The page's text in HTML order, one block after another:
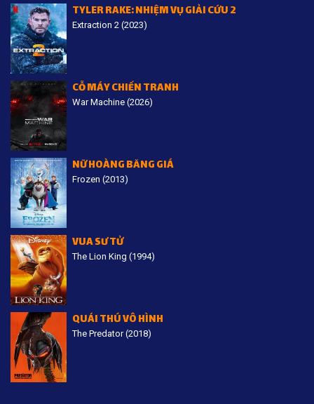
TYLER RAKE: NHIỆM VỤ GIẢI CỨU 2
Extraction 2 (2023)
CỖ MÁY CHIẾN TRANH
War Machine (2026)
NỮ HOÀNG BĂNG GIÁ
Frozen (2013)
VUA SƯ TỬ
The Lion King (1994)
QUÁI THÚ VÔ HÌNH
The Predator (2018)